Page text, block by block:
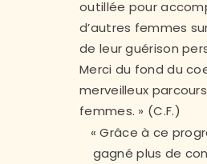
outillée pour
d’autres femmes
de leur guérison
Merci du fond du
merveilleux
femmes. » (C.F.)
« Grâce à ce
gagné plus de